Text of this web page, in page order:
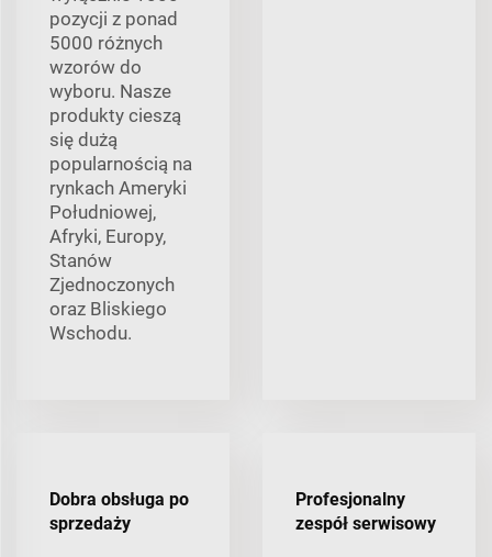
pozycji z ponad
5000 różnych
wzorów do
wyboru. Nasze
produkty cieszą
się dużą
popularnością na
rynkach Ameryki
Południowej,
Afryki, Europy,
Stanów
Zjednoczonych
oraz Bliskiego
Wschodu.
Dobra obsługa po
sprzedaży
Profesjonalny
zespół serwisowy